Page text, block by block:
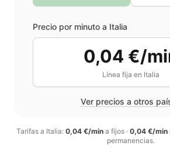
Precio por minuto a Italia
0,04 €/
Línea fija en Italia
Ver precios a otros
Tarifas a Italia: 0,04 €/mina fijos· 0,04 €/min
permanencias.